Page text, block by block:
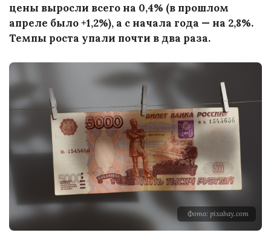
цены выросли всего на 0,4% (в прошлом
апреле было +1,2%), а с начала года — на 2,8%.
Темпы роста упали почти в два раза.
Фото: pixabay.com